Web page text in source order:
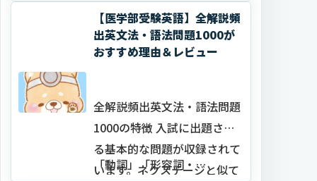
ジを徹底的に固めることで、
全ての問題の土台となる英語
の基礎力をしっかりと築くこ
【医学部受験英語】全解説頻
出英文法・語法問題1000が
おすすめ理由＆レビュー
全解説頻出英文法・語法問題
1000の特徴 入試に出題され
る基本的な問題が収録されて
います。ネクステージと似て
「動詞」「形容詞・…